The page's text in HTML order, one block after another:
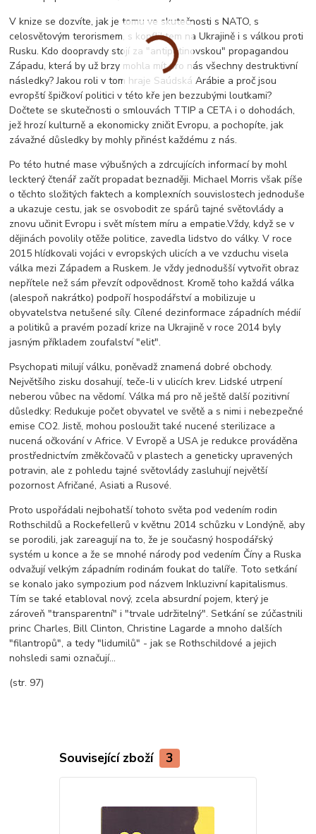
V knize se dozvíte, jak je tomu ve skutečnosti s NATO, s
celosvětovým terorismem, s konfliktem na Ukrajině i s válkou proti
Rusku. Kdo doopravdy stojí za "antiputinovskou" propagandou
Západu, která by už brzy mohla mít pro nás všechny destruktivní
následky? Jakou roli v tom hraje Saúdská Arábie a proč jsou
evropští špičkoví politici v této kře jen bezzubými loutkami?
Dočtete se skutečnosti o smlouvách TTIP a CETA i o dohodách,
jež hrozí kulturně a ekonomicky zničit Evropu, a pochopíte, jak
závažné důsledky by mohly přinést každému z nás.
Po této hutné mase výbušných a zdrcujících informací by mohl
leckterý čtenář začít propadat beznaději. Michael Morris však píše
o těchto složitých faktech a komplexních souvislostech jednoduše
a ukazuje cestu, jak se osvobodit ze spárů tajné světovlády a
znovu učinit Evropu i svět místem míru a empatie.Vždy, když se v
dějinách povolily otěže politice, zavedla lidstvo do války. V roce
2015 hlídkovali vojáci v evropských ulicích a ve vzduchu visela
válka mezi Západem a Ruskem. Je vždy jednodušší vytvořit obraz
nepřítele než sám převzít odpovědnost. Kromě toho každá válka
(alespoň nakrátko) podpoří hospodářství a mobilizuje u
obyvatelstva netušené síly. Cílené dezinformace západních médií
a politiků a pravém pozadí krize na Ukrajině v roce 2014 byly
jasným příkladem zoufalství "elit".
Psychopati milují válku, poněvadž znamená dobré obchody.
Největšího zisku dosahují, teče-li v ulicích krev. Lidské utrpení
neberou vůbec na vědomí. Válka má pro ně ještě další pozitivní
důsledky: Redukuje počet obyvatel ve světě a s nimi i nebezpečné
emise CO2. Jistě, mohou posloužit také nucené sterilizace a
nucená očkování v Africe. V Evropě a USA je redukce prováděna
prostřednictvím změkčovačů v plastech a geneticky upravených
potravin, ale z pohledu tajné světovlády zasluhují největší
pozornost Afričané, Asiati a Rusové.
Proto uspořádali nejbohatší tohoto světa pod vedením rodin
Rothschildů a Rockefellerů v květnu 2014 schůzku v Londýně, aby
se porodili, jak zareagují na to, že je současný hospodářský
systém u konce a že se mnohé národy pod vedením Číny a Ruska
odvažují velkým západním rodinám foukat do talíře. Toto setkání
se konalo jako sympozium pod názvem Inkluzivní kapitalismus.
Tím se také etabloval nový, zcela absurdní pojem, který je
zároveň "transparentní" i "trvale udržitelný". Setkání se zúčastnili
princ Charles, Bill Clinton, Christine Lagarde a mnoho dalších
"filantropů", a tedy "lidumilů" - jak se Rothschildové a jejich
nohsledi sami označují...
(str. 97)
Související zboží 3